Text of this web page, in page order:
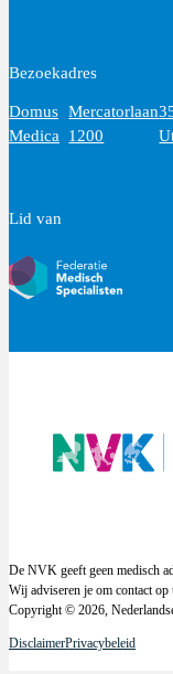
Bezoekadres
Domus
Medica
Mercatorlaan
1200
Lid van
De NVK geeft geen medisch
Wij adviseren je om contact op
Copyright © 2026,
DisclaimerPrivacybeleid